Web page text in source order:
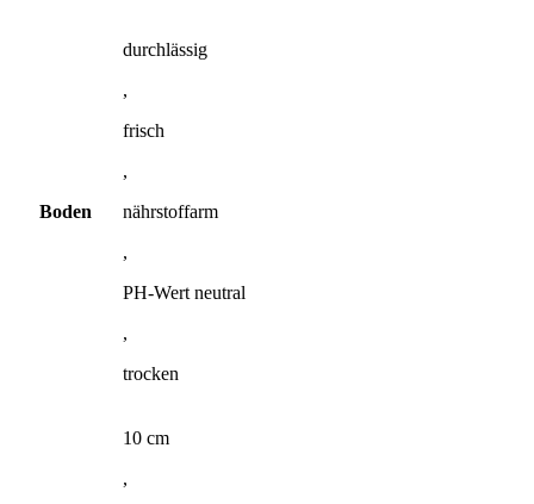
Boden
durchlässig
,
frisch
,
nährstoffarm
,
PH-Wert neutral
,
trocken
10 cm
,